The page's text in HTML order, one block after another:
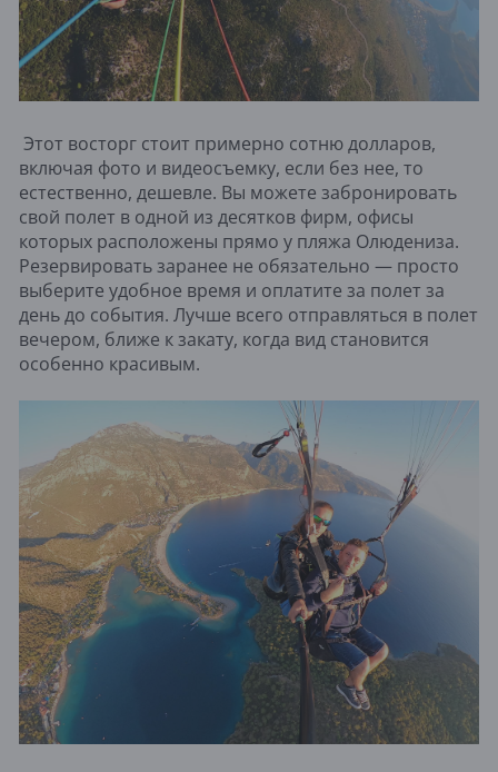
Этот восторг стоит примерно сотню долларов,
включая фото и видеосъемку, если без нее, то
естественно, дешевле. Вы можете забронировать
свой полет в одной из десятков фирм, офисы
которых расположены прямо у пляжа Олюдениза.
Резервировать заранее не обязательно — просто
выберите удобное время и оплатите за полет за
день до события. Лучше всего отправляться в полет
вечером, ближе к закату, когда вид становится
особенно красивым.